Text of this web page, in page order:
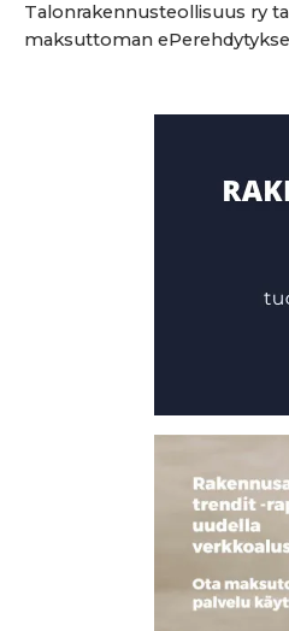
Talonrakennusteollisuus ry
maksuttoman